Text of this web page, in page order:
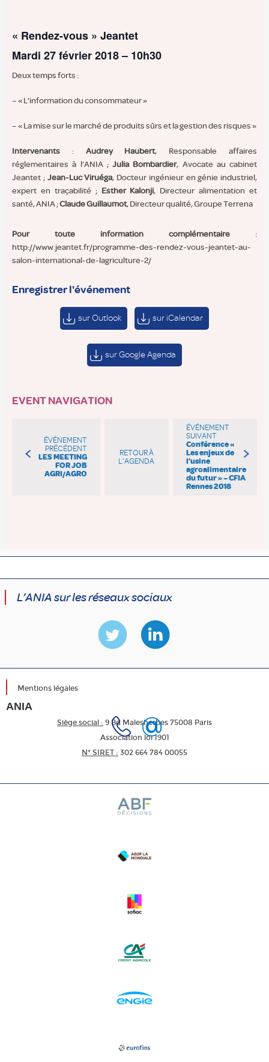
« Rendez-vous » Jeantet
Mardi 27 février 2018 – 10h30
Deux temps forts :
– « L’information du consommateur »
– « La mise sur le marché de produits sûrs et la gestion des risques »
Intervenants : Audrey Haubert, Responsable affaires
réglementaires à l’ANIA ; Julia Bombardier, Avocate au cabinet
Jeantet ; Jean-Luc Viruéga, Docteur ingénieur en génie industriel,
expert en traçabilité ; Esther Kalonji, Directeur alimentation et
santé, ANIA ;Claude Guillaumot, Directeur qualité, Groupe Terrena
Pour toute information complémentaire :
http://www.jeantet.fr/programme-des-rendez-vous-jeantet-au-
salon-international-de-lagriculture-2/
Enregistrer l'événement
sur Outlook sur iCalendar
sur Google Agenda
EVENT NAVIGATION
ÉVÉNEMENT
PRÉCÉDENT
LES MEETING
FOR JOB
AGRI/AGRO
RETOUR À
L’AGENDA
ÉVÉNEMENT
SUIVANT
Conférence «
Les enjeux de
l’usine
agroalimentaire
du futur » – CFIA
Rennes 2018
L’ANIA sur les réseaux sociaux
Mentions légales
ANIA
Siège social : 9 Bd Malesherbes 75008 Paris
Association loi 1901
N* SIRET : 302 664 784 00055